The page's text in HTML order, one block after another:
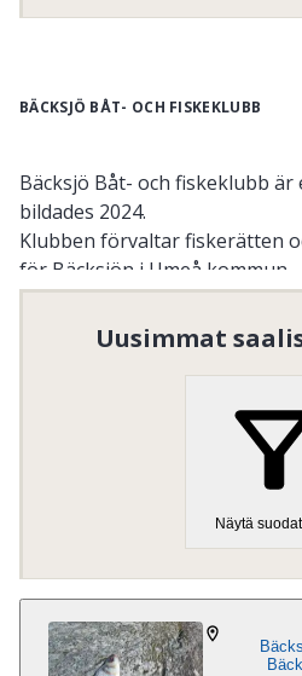
BÄCKSJÖ BÅT- OCH FISKEKLUBB
Bäcksjö Båt- och fiskeklubb
bildades 2024.
Klubben förvaltar fiskerätten
för Bäcksjön i Umeå kommun.
Klubben hyr även ut
Uusimmat
Näytä